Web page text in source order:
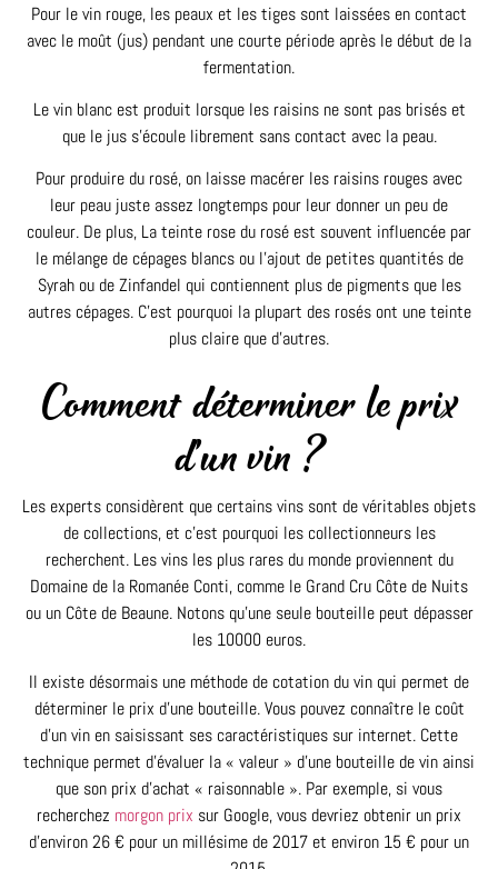
Pour le vin rouge, les peaux et les tiges sont laissées en contact
avec le moût (jus) pendant une courte période après le début de la
fermentation.
Le vin blanc est produit lorsque les raisins ne sont pas brisés et
que le jus s’écoule librement sans contact avec la peau.
Pour produire du rosé, on laisse macérer les raisins rouges avec
leur peau juste assez longtemps pour leur donner un peu de
couleur. De plus, La teinte rose du rosé est souvent influencée par
le mélange de cépages blancs ou l’ajout de petites quantités de
Syrah ou de Zinfandel qui contiennent plus de pigments que les
autres cépages. C’est pourquoi la plupart des rosés ont une teinte
plus claire que d’autres.
Comment déterminer le prix
d’un vin ?
Les experts considèrent que certains vins sont de véritables objets
de collections, et c’est pourquoi les collectionneurs les
recherchent. Les vins les plus rares du monde proviennent du
Domaine de la Romanée Conti, comme le Grand Cru Côte de Nuits
ou un Côte de Beaune. Notons qu’une seule bouteille peut dépasser
les 10000 euros.
Il existe désormais une méthode de cotation du vin qui permet de
déterminer le prix d’une bouteille. Vous pouvez connaître le coût
d’un vin en saisissant ses caractéristiques sur internet. Cette
technique permet d’évaluer la « valeur » d’une bouteille de vin ainsi
que son prix d’achat « raisonnable ». Par exemple, si vous
recherchez morgon prix sur Google, vous devriez obtenir un prix
d’environ 26 € pour un millésime de 2017 et environ 15 € pour un